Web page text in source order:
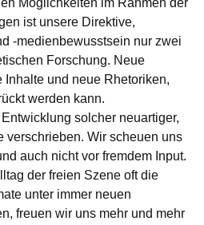
Möglichkeiten im Rahmen der
ist unsere Direktive,
-medienbewusstsein nur zwei
Forschung. Neue
Inhalte und neue Rhetoriken,
werden kann.
solcher neuartiger,
verschrieben. Wir scheuen uns
auch nicht vor fremdem Input.
der freien Szene oft die
unter immer neuen
freuen wir uns mehr und mehr